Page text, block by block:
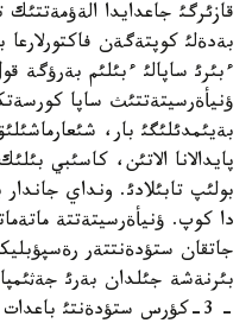
قازئرگئ جاعدايدا
بةدةلئ كوپتةگةن فاكتورلارعا
ءبئرئ ساپالئ ءبئلئم بةرؤگة
ؤنيأةرسيتةتتئث ساپا
بةيئمدئلئگئ بار،
پايدالانا الاتئن، كاسئبي
بولئپ تابئلادئ. ونداي
دا كوپ. ؤنيأةرسيتةتتة
جاتقان ستؤدةنتتةر
بئرنةشة جئلدان بةرئ
- 3-كؤرس ستؤدةنتئ